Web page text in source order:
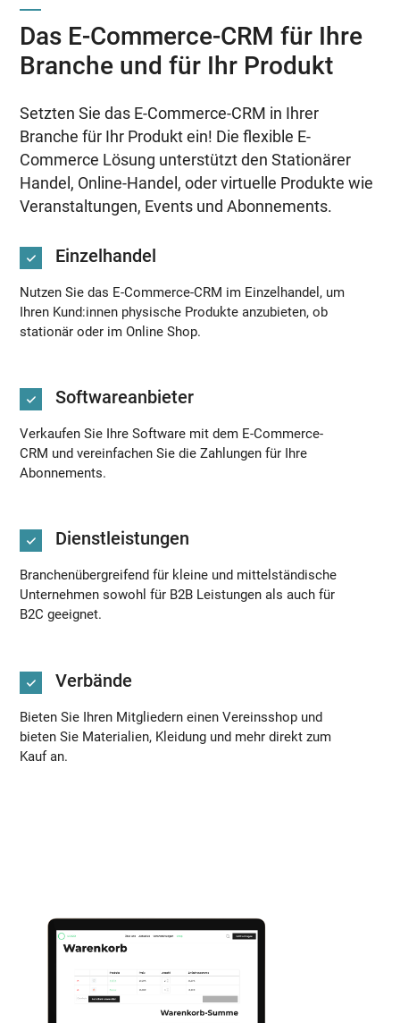
Das E-Commerce-CRM für Ihre
Branche und für Ihr Produkt
Setzten Sie das E-Commerce-CRM in Ihrer
Branche für Ihr Produkt ein! Die flexible E-
Commerce Lösung unterstützt den Stationärer
Handel, Online-Handel, oder virtuelle Produkte wie
Veranstaltungen, Events und Abonnements.
Einzelhandel
Nutzen Sie das E-Commerce-CRM im Einzelhandel, um
Ihren Kund:innen physische Produkte anzubieten, ob
stationär oder im Online Shop.
Softwareanbieter
Verkaufen Sie Ihre Software mit dem E-Commerce-
CRM und vereinfachen Sie die Zahlungen für Ihre
Abonnements.
Dienstleistungen
Branchenübergreifend für kleine und mittelständische
Unternehmen sowohl für B2B Leistungen als auch für
B2C geeignet.
Verbände
Bieten Sie Ihren Mitgliedern einen Vereinsshop und
bieten Sie Materialien, Kleidung und mehr direkt zum
Kauf an.